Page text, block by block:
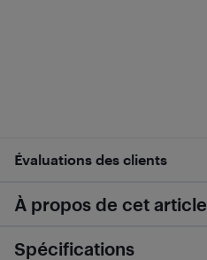
Évaluations des clients
À propos de cet article
Spécifications